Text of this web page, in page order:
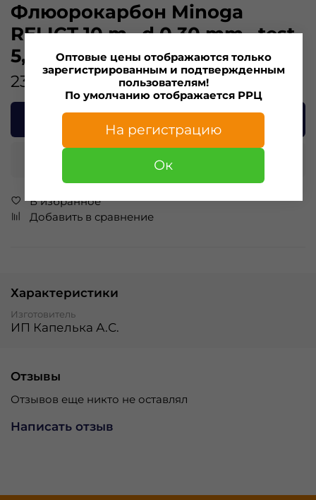
Флюорокарбон Minoga
RELICT 10 m., d 0,30 mm., test
5,6 kg.
233.00 ₽
Купить в 1 клик
В избранное
Добавить в сравнение
Характеристики
Изготовитель
ИП Капелька А.С.
Отзывы
Отзывов еще никто не оставлял
Написать отзыв
Оптовые цены отображаются только
зарегистрированным и подтвержденным
пользователям!
По умолчанию отображается РРЦ
На регистрацию
Ок